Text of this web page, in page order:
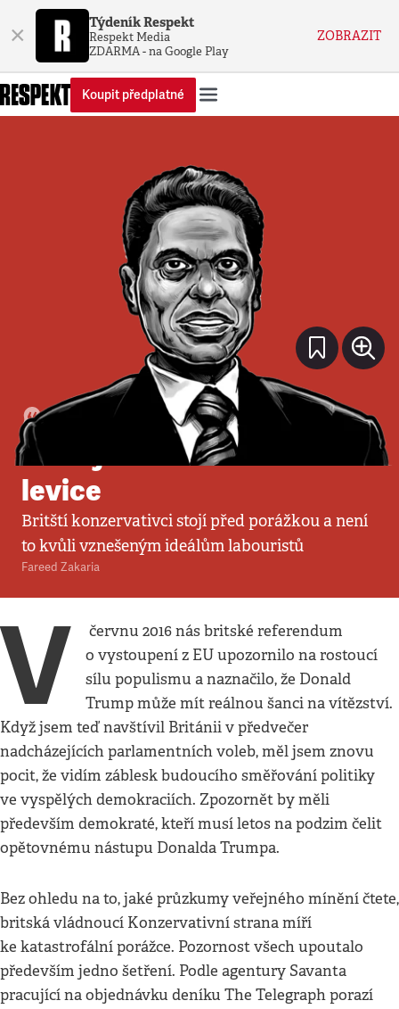
× Týdeník Respekt
Respekt Media
ZDARMA - na Google Play
ZOBRAZIT
Koupit předplatné
Komentář minut
Viděl jsem budoucnost
levice
Britští konzervativci stojí před porážkou a není
to kvůli vznešeným ideálům labouristů
Fareed Zakaria
V
červnu 2016 nás britské referendum
o vystoupení z EU upozornilo na rostoucí
sílu populismu a naznačilo, že Donald
Trump může mít reálnou šanci na vítězství.
Když jsem teď navštívil Británii v předvečer
nadcházejících parlamentních voleb, měl jsem znovu
pocit, že vidím záblesk budoucího směřování politiky
ve vyspělých demokraciích. Zpozornět by měli
především demokraté, kteří musí letos na podzim čelit
opětovnému nástupu Donalda Trumpa.
Bez ohledu na to, jaké průzkumy veřejného mínění čtete,
britská vládnoucí Konzervativní strana míří
ke katastrofální porážce. Pozornost všech upoutalo
především jedno šetření. Podle agentury Savanta
pracující na objednávku deníku The Telegraph porazí